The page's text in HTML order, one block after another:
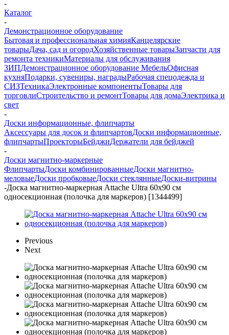
-
Каталог
-
Демонстрационное оборудование
Бытовая и профессиональная химияКанцелярские
товарыДача, сад и огородХозяйственные товарыЗапчасти для
ремонта техникиМатериалы для обслуживания
ЗИПДемонстрационное оборудование МебельОфисная
кухняПодарки, сувениры, наградыРабочая спецодежда и
СИЗТехникаЭлектронные компонентыТовары для
торговлиСтроительство и ремонтТовары для домаЭлектрика и
свет
-
Доски информационные, флипчарты
Аксессуары для досок и флипчартовДоски информационные,
флипчартыПроекторыБейджиДержатели для бейджей
-
Доски магнитно-маркерные
ФлипчартыДоски комбинированныеДоски магнитно-
меловыеДоски пробковыеДоски стеклянныеДоски-витрины
-Доска магнитно-маркерная Attache Ultra 60x90 см
односекционная (полочка для маркеров) [1344499]
Previous
Next